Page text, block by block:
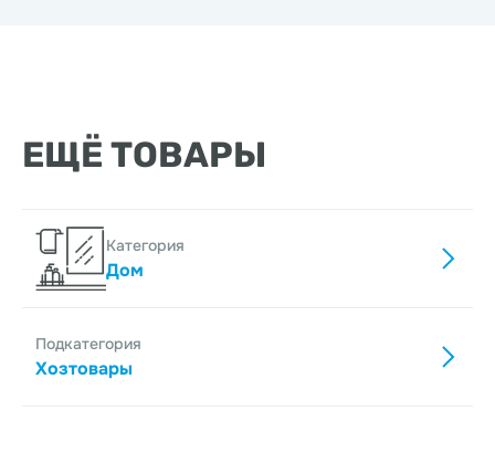
ЕЩЁ ТОВАРЫ
Категория
Дом
Подкатегория
Хозтовары